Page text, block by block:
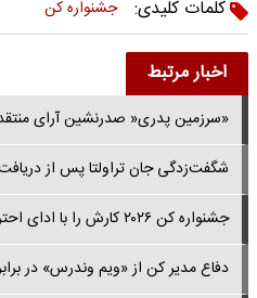
کلمات کلیدی:
جشنواره کن
اخبار مرتبط
«سرزمین پدری« صدرنشین آرای
شگفت‌زدگی جان تراولتا پس از
جشنواره کن ۲۰۲۶ کارش را با ادای احترام به پیتر جکسون آغاز کرد
دفاع مدیر کن از «ویم وندرس» در